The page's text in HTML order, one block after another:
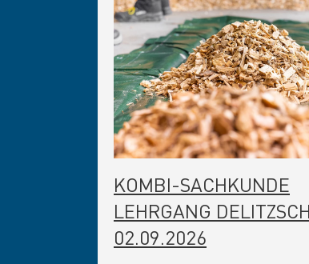
KOMBI-SACHKUNDE
LEHRGANG DELITZSCH
02.09.2026